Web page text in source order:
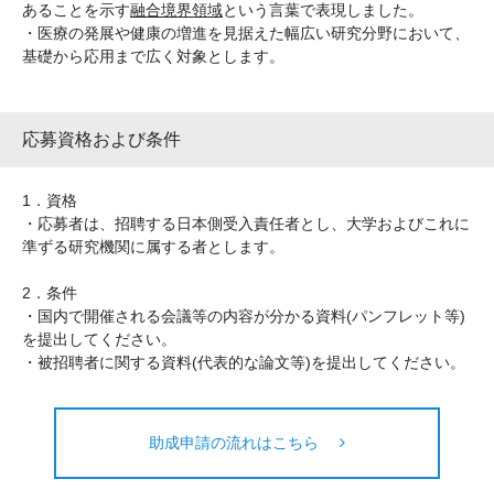
あることを示す融合境界領域という言葉で表現しました。
・医療の発展や健康の増進を見据えた幅広い研究分野において、
基礎から応用まで広く対象とします。
応募資格および条件
1．資格
・応募者は、招聘する日本側受入責任者とし、大学およびこれに
準ずる研究機関に属する者とします。
2．条件
・国内で開催される会議等の内容が分かる資料(パンフレット等)
を提出してください。
・被招聘者に関する資料(代表的な論文等)を提出してください。
助成申請の流れはこちら